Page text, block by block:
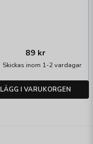
89 kr
Skickas inom 1-2 vardagar
LÄGG I VARUKORGEN